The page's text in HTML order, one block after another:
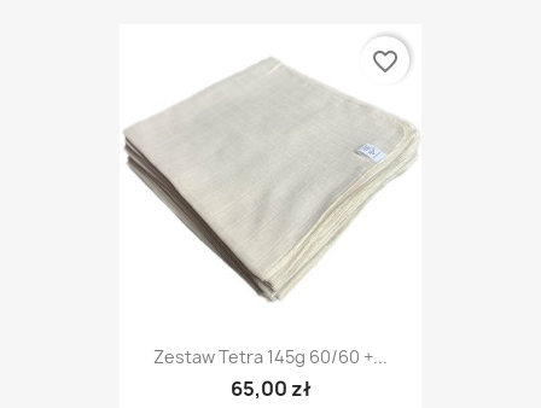
Zestaw Tetra 145g 60/60 +...
65,00 zł
favorite_border